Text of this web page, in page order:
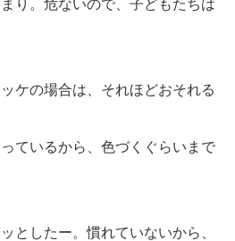
り。危ないので、子どもたちは
ケの場合は、それほどおそれる
ているから、色づくぐらいまで
としたー。慣れていないから、